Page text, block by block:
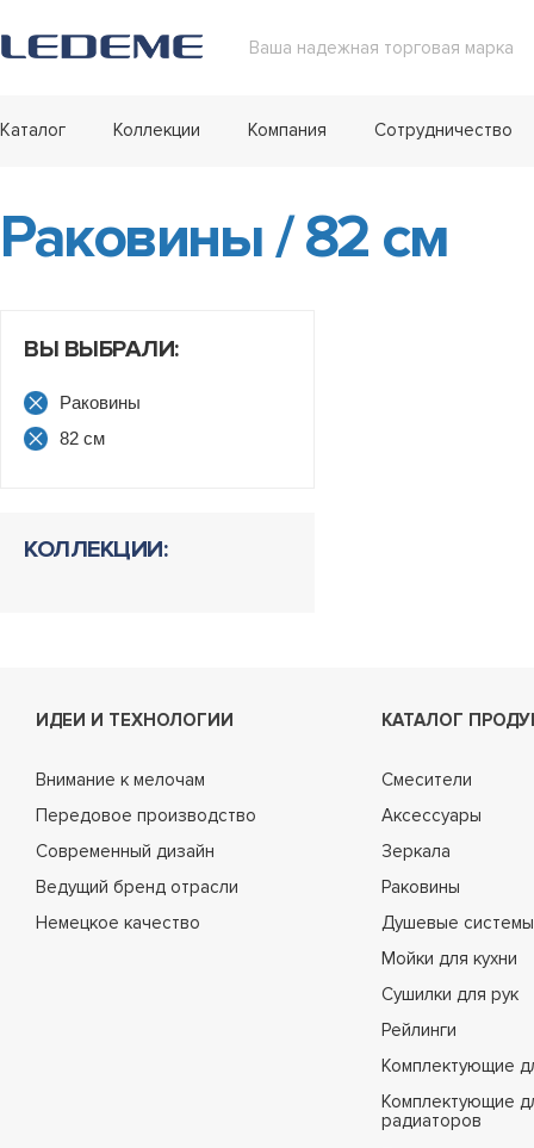
Ваша надежная торговая марка
Каталог Коллекции Компания Сотрудничество
Раковины/82 см
ВЫ ВЫБРАЛИ:
Раковины
82 см
КОЛЛЕКЦИИ:
ИДЕИ И ТЕХНОЛОГИИ
Внимание к мелочам
Передовое производство
Современный дизайн
Ведущий бренд отрасли
Немецкое качество
КАТАЛОГ
Смесители
Аксессуары
Зеркала
Раковины
Душевые системы
Мойки для кухни
Сушилки для рук
Рейлинги
Комплектующие
Комплектующие
радиаторов